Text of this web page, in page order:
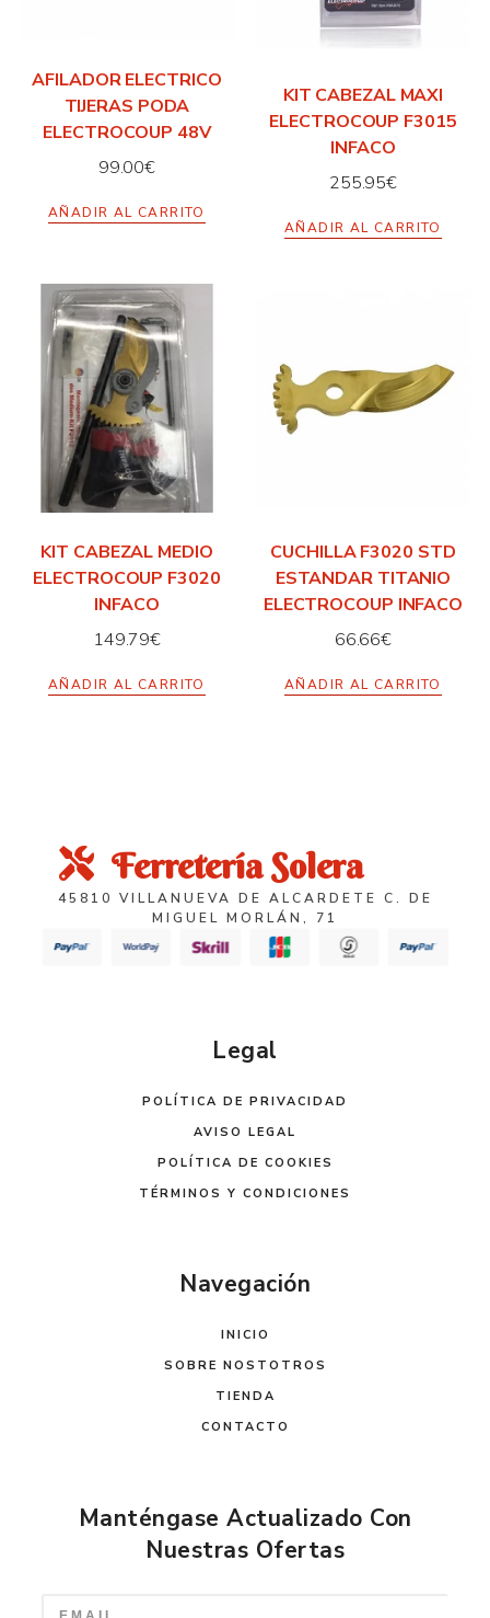
AFILADOR ELECTRICO
TIJERAS PODA
ELECTROCOUP 48V
99.00€
AÑADIR AL CARRITO
KIT CABEZAL MAXI
ELECTROCOUP F3015
INFACO
255.95€
AÑADIR AL CARRITO
KIT CABEZAL MEDIO
ELECTROCOUP F3020
INFACO
149.79€
AÑADIR AL CARRITO
CUCHILLA F3020 STD
ESTANDAR TITANIO
ELECTROCOUP INFACO
66.66€
AÑADIR AL CARRITO
Ferretería Solera
45810 VILLANUEVA DE ALCARDETE C. DE
MIGUEL MORLÁN, 71
Legal
POLÍTICA DE PRIVACIDAD
AVISO LEGAL
POLÍTICA DE COOKIES
TÉRMINOS Y CONDICIONES
Navegación
INICIO
SOBRE NOSTOTROS
TIENDA
CONTACTO
Manténgase Actualizado Con
Nuestras Ofertas